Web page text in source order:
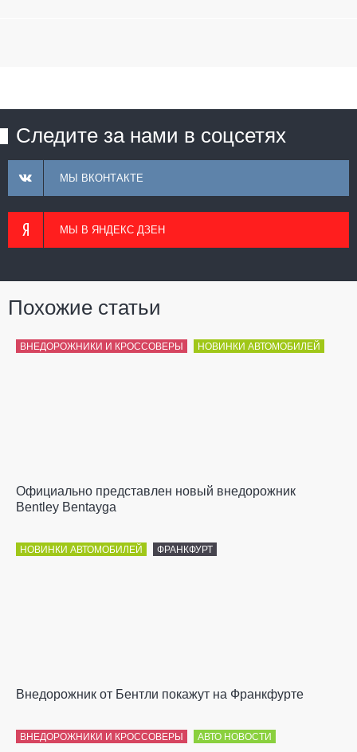
Следите за нами в соцсетях
МЫ ВКОНТАКТЕ
МЫ В ЯНДЕКС ДЗЕН
Похожие статьи
ВНЕДОРОЖНИКИ И КРОССОВЕРЫ НОВИНКИ АВТОМОБИЛЕЙ
Официально представлен новый внедорожник
Bentley Bentayga
НОВИНКИ АВТОМОБИЛЕЙ ФРАНКФУРТ
Внедорожник от Бентли покажут на Франкфурте
ВНЕДОРОЖНИКИ И КРОССОВЕРЫ АВТО НОВОСТИ